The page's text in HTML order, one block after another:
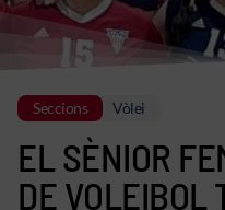
Seccions Vòlei
EL SÈNIOR
DE VOLEIBOL